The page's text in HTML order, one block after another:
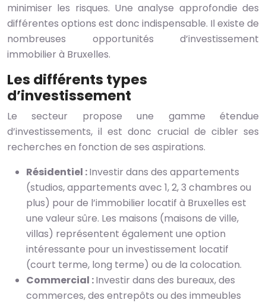
minimiser les risques. Une analyse approfondie des
différentes options est donc indispensable. Il existe de
nombreuses opportunités d’investissement
immobilier à Bruxelles.
Les différents types
d’investissement
Le secteur propose une gamme étendue
d’investissements, il est donc crucial de cibler ses
recherches en fonction de ses aspirations.
Résidentiel :Investir dans des appartements
(studios, appartements avec 1, 2, 3 chambres ou
plus) pour de l’immobilier locatif à Bruxelles est
une valeur sûre. Les maisons (maisons de ville,
villas) représentent également une option
intéressante pour un investissement locatif
(court terme, long terme) ou de la colocation.
Commercial :Investir dans des bureaux, des
commerces, des entrepôts ou des immeubles